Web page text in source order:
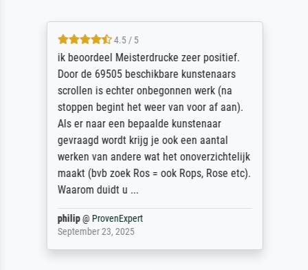
4.5 / 5
ik beoordeel Meisterdrucke zeer positief.
Door de 69505 beschikbare kunstenaars
scrollen is echter onbegonnen werk (na
stoppen begint het weer van voor af aan).
Als er naar een bepaalde kunstenaar
gevraagd wordt krijg je ook een aantal
werken van andere wat het onoverzichtelijk
maakt (bvb zoek Ros = ook Rops, Rose etc).
Waarom duidt u ...
philip@ ProvenExpert
September 23, 2025